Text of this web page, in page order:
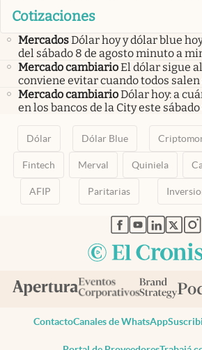
Cotizaciones
MercadosDólar hoy y dólar blue
del sábado 8 de agosto minuto a
Mercado cambiarioEl dólar sigue
conviene evitar cuando todos
Mercado cambiarioDólar hoy: a
en los bancos de la City este
Dólar Dólar Blue
Fintech Merval Quiniela
AFIP Paritarias
abre en nueva
abre enabre en
ContactoCanales de WhatsApp